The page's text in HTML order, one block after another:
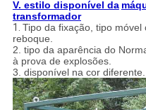
V. estilo disponível da
transformador
1. Tipo da fixação, tipo
reboque.
2. tipo da aparência do
à prova de explosões.
3. disponível na cor diferente.